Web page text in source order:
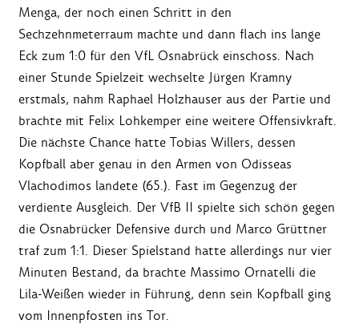
Menga, der noch einen Schritt in den
Sechzehnmeterraum machte und dann flach ins lange
Eck zum 1:0 für den VfL Osnabrück einschoss. Nach
einer Stunde Spielzeit wechselte Jürgen Kramny
erstmals, nahm Raphael Holzhauser aus der Partie und
brachte mit Felix Lohkemper eine weitere Offensivkraft.
Die nächste Chance hatte Tobias Willers, dessen
Kopfball aber genau in den Armen von Odisseas
Vlachodimos landete (65.). Fast im Gegenzug der
verdiente Ausgleich. Der VfB II spielte sich schön gegen
die Osnabrücker Defensive durch und Marco Grüttner
traf zum 1:1. Dieser Spielstand hatte allerdings nur vier
Minuten Bestand, da brachte Massimo Ornatelli die
Lila-Weißen wieder in Führung, denn sein Kopfball ging
vom Innenpfosten ins Tor.